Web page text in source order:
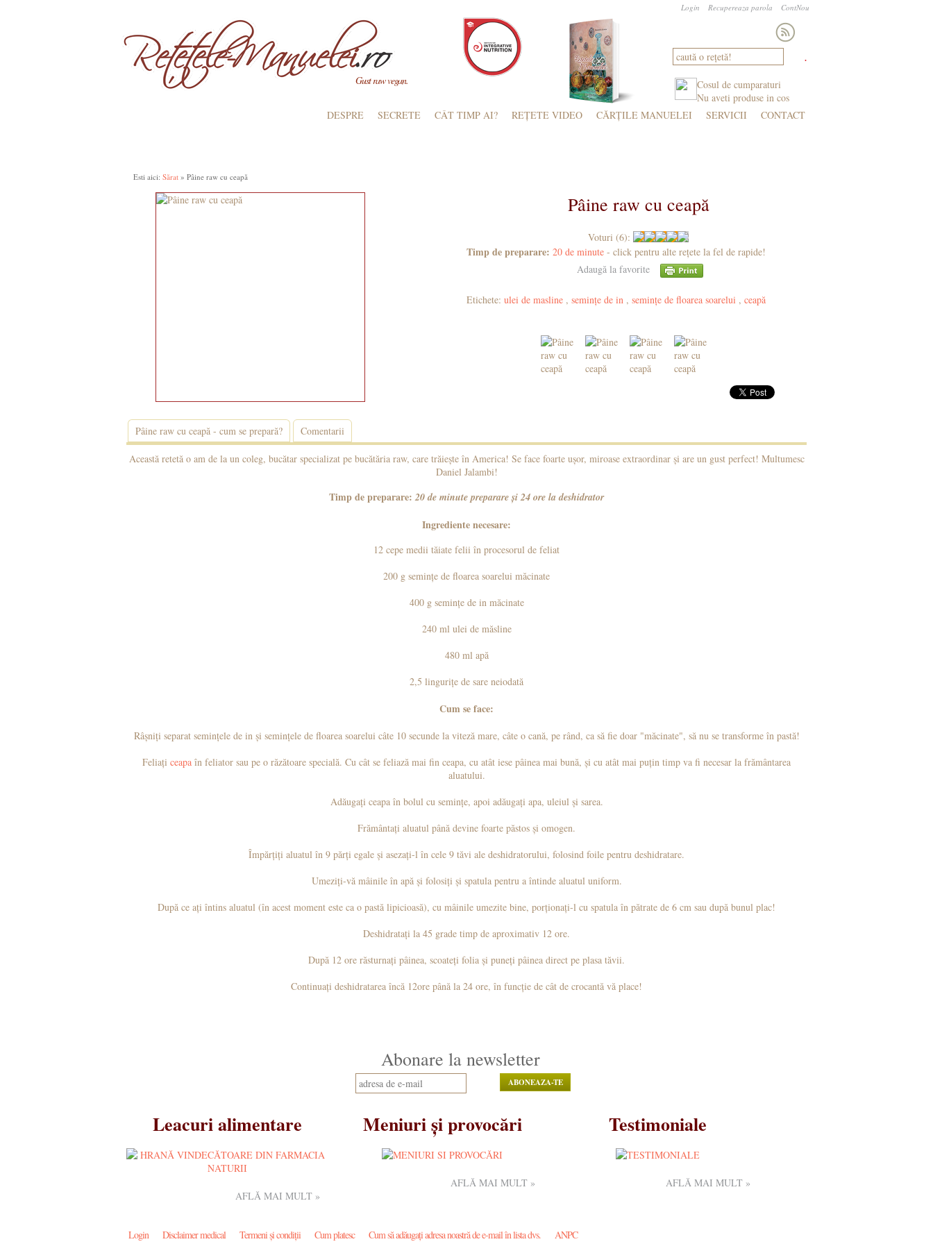
Login Recupereaza parola ContNou
Gust raw vegan.
Cosul de cumparaturi
Nu aveti produse in cos
DESPRE
SECRETE CÂT TIMP AI? REȚETE VIDEO CĂRȚILE MANUELEI SERVICII CONTACT
Esti aici: Sărat » Pâine raw cu ceapă
Pâine raw cu ceapă
Voturi (6):
Timp de preparare: 20 de minute - click pentru alte rețete la fel de rapide!
Adaugă la favorite
Etichete: ulei de masline , semințe de in , semințe de floarea soarelui , ceapă
Pâine raw cu ceapă - cum se prepară? Comentarii
Această retetă o am de la un coleg, bucătar specializat pe bucătăria raw, care trăiește în America! Se face foarte ușor, miroase extraordinar și are un gust perfect! Multumesc
Daniel Jalambi!
Timp de preparare:20 de minute preparare și 24 ore la deshidrator
Ingrediente necesare:
12 cepe medii tăiate felii în procesorul de feliat
200 g semințe de floarea soarelui măcinate
400 g semințe de in măcinate
240 ml ulei de măsline
480 ml apă
2,5 lingurițe de sare neiodată
Cum se face:
Râșniți separat semințele de in și semințele de floarea soarelui câte 10 secunde la viteză mare, câte o cană, pe rând, ca să fie doar "măcinate", să nu se transforme în pastă!
Feliați ceapa în feliator sau pe o răzătoare specială. Cu cât se feliază mai fin ceapa, cu atât iese pâinea mai bună, și cu atât mai puțin timp va fi necesar la frământarea
aluatului.
Adăugați ceapa în bolul cu semințe, apoi adăugați apa, uleiul și sarea.
Frământați aluatul până devine foarte păstos și omogen.
Împărțiți aluatul în 9 părți egale și asezați-l în cele 9 tăvi ale deshidratorului, folosind foile pentru deshidratare.
Umeziți-vă mâinile în apă și folosiți și spatula pentru a întinde aluatul uniform.
După ce ați întins aluatul (în acest moment este ca o pastă lipicioasă), cu mâinile umezite bine, porționați-l cu spatula în pătrate de 6 cm sau după bunul plac!
Deshidratați la 45 grade timp de aproximativ 12 ore.
După 12 ore răsturnați pâinea, scoateți folia și puneți pâinea direct pe plasa tăvii.
Continuați deshidratarea încă 12ore până la 24 ore, în funcție de cât de crocantă vă place!
Abonare la newsletter
Leacuri alimentare
AFLĂ MAI MULT »
Meniuri și provocări
AFLĂ MAI MULT »
Testimoniale
AFLĂ MAI MULT »
Login Disclaimer medical Termeni și condiții Cum platesc Cum să adăugați adresa noastră de e-mail în lista dvs. ANPC